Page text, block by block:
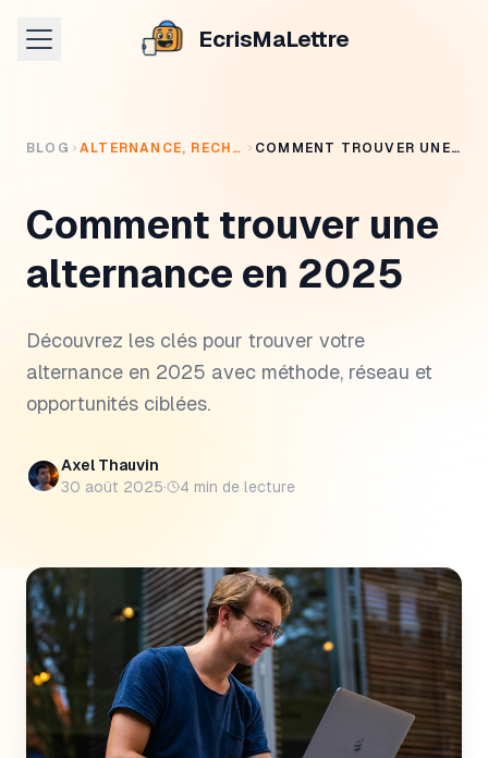
EcrisMaLettre
BLOG ALTERNANCE, RECHERCHE EMPLOI, FORMATION COMMENT TROUVER UNE ALTERNANCE EN 2025
Comment trouver une
alternance en 2025
Découvrez les clés pour trouver votre
alternance en 2025 avec méthode, réseau et
opportunités ciblées.
Axel Thauvin
30 août 2025· 4 min de lecture